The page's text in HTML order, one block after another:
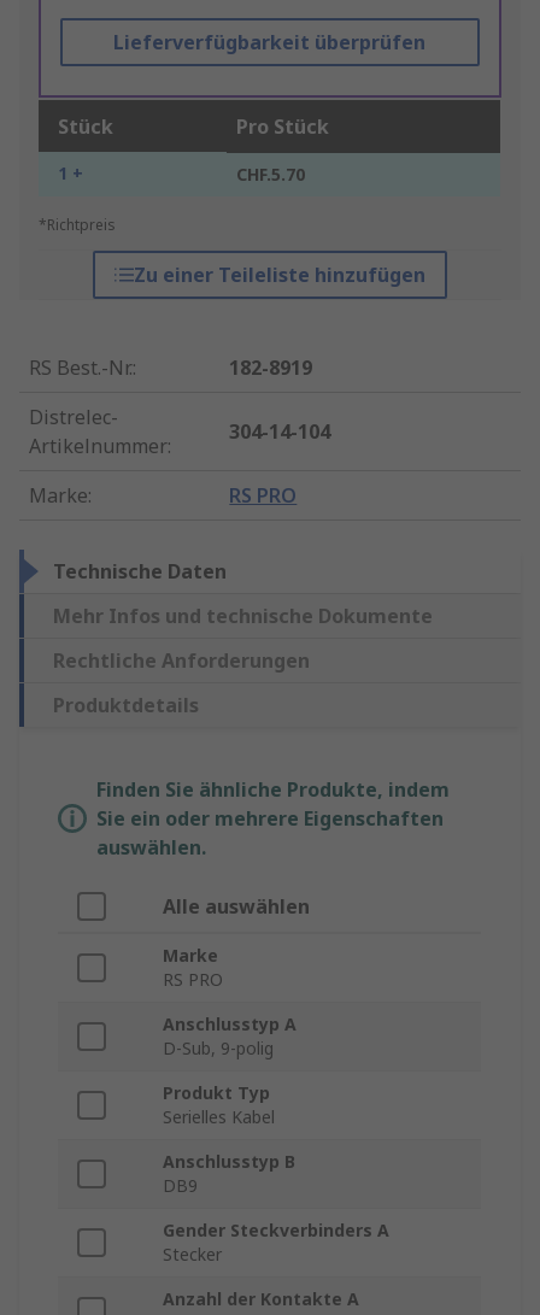
Lieferverfügbarkeit überprüfen
Stück Pro Stück
1 + CHF.5.70
*Richtpreis
Zu einer Teileliste hinzufügen
RS Best.-Nr.:
182-8919
Distrelec-
Artikelnummer:
304-14-104
Marke: RS PRO
Technische Daten
Mehr Infos und technische Dokumente
Rechtliche Anforderungen
Produktdetails
Finden Sie ähnliche Produkte, indem
Sie ein oder mehrere Eigenschaften
auswählen.
Alle auswählen
Marke
RS PRO
Anschlusstyp A
D-Sub, 9-polig
Produkt Typ
Serielles Kabel
Anschlusstyp B
DB9
Gender Steckverbinders A
Stecker
Anzahl der Kontakte A